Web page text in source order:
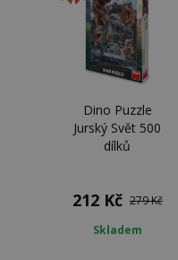
Dino Puzzle
Jurský Svět 500
dílků
212 Kč 279 Kč
Skladem